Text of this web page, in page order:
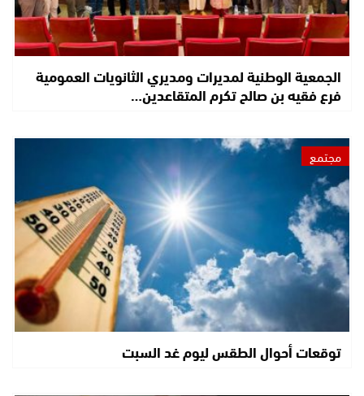
الجمعية الوطنية لمديرات ومديري الثانويات العمومية
فرع فقيه بن صالح تكرم المتقاعدين…
مجتمع
توقعات أحوال الطقس ليوم غد السبت